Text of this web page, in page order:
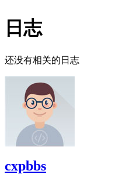
日志
还没有相关的日志
cxpbbs